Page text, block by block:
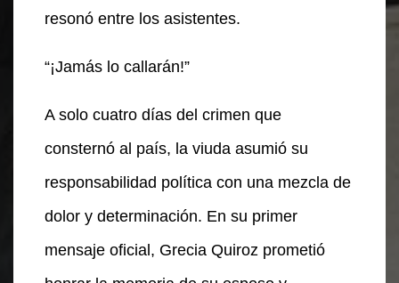
resonó entre los asistentes.
“¡Jamás lo callarán!”
A solo cuatro días del crimen que
consternó al país, la viuda asumió su
responsabilidad política con una mezcla de
dolor y determinación. En su primer
mensaje oficial, Grecia Quiroz prometió